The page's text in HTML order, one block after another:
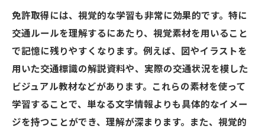
運転感覚を取り戻すためのステップ
安全運転の基礎を再確認する
運転に自信を持つための心構え
交通環境に慣れるための実地練習
ペーパードライバー向けのサポートサービ
ス紹介
免許取得には、視覚的な学習も非常に効果的です。特に
交通ルールを理解するにあたり、視覚素材を用いること
で記憶に残りやすくなります。例えば、図やイラストを
用いた交通標識の解説資料や、実際の交通状況を模した
ビジュアル教材などがあります。これらの素材を使って
学習することで、単なる文字情報よりも具体的なイメー
ジを持つことができ、理解が深まります。また、視覚的